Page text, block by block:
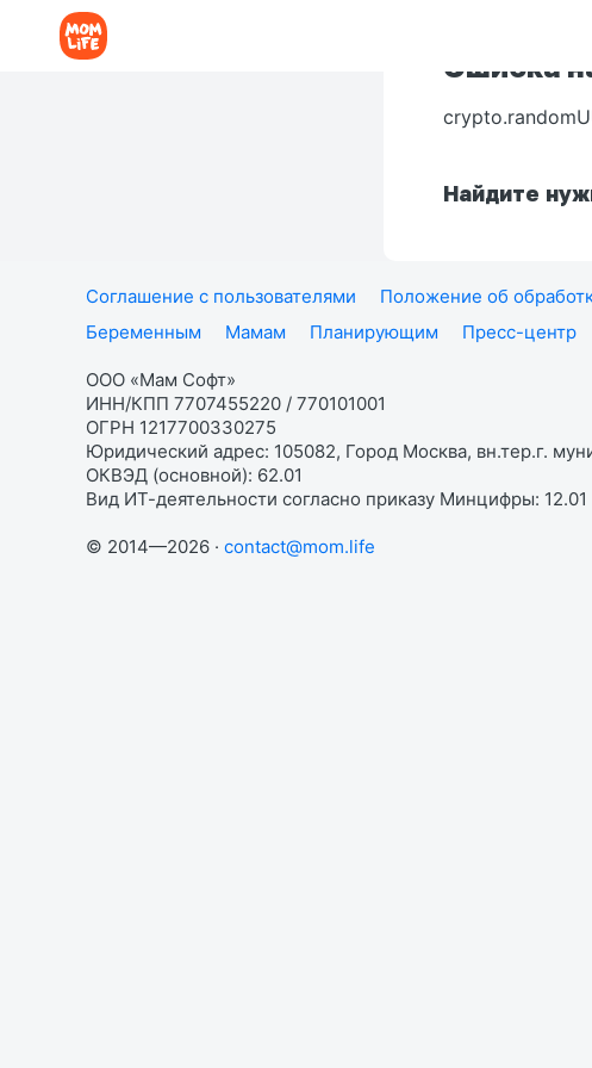
Ошибка
Найдите
Соглашение с пользователями Положение об
Беременным
Мамам Планирующим Пресс-центр
ООО «Мам Софт»
ИНН/КПП 7707455220 / 770101001
ОГРН 1217700330275
Юридический адрес: 105082, Город Москва, вн.тер.г.
ОКВЭД (основной): 62.01
Вид ИТ-деятельности согласно приказу Минцифры: 12.01
© 2014—2026 · contact@mom.life